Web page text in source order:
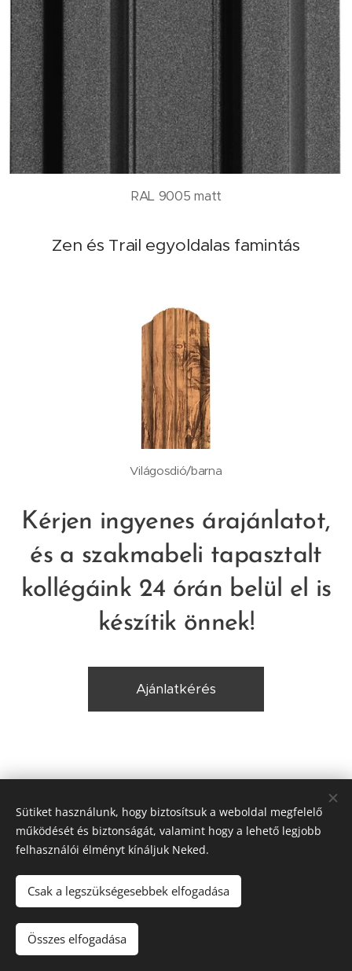
RAL 9005 matt
Zen és Trail egyoldalas famintás
Világosdió/barna
Kérjen ingyenes árajánlatot,
és a szakmabeli tapasztalt
kollégáink 24 órán belül el is
készítik önnek!
Ajánlatkérés
Elérhetőségeink
Telephely:
előtt)
Nyitvatartás:
Hétfő - Péntek: 8:00 - 16:00
Sütiket használunk, hogy biztosítsuk a weboldal megfelelő
működését és biztonságát, valamint hogy a lehető legjobb
felhasználói élményt kínáljuk Neked.
Csak a legszükségesebbek elfogadása
Összes elfogadása